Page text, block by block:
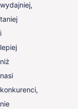
wydajniej,
taniej
i
lepiej
niż
nasi
konkurenci,
nie